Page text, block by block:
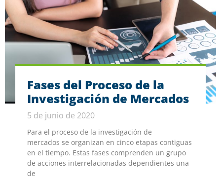
Fases del Proceso de la
Investigación de Mercados
5 de junio de 2020
Para el proceso de la investigación de
mercados se organizan en cinco etapas contiguas
en el tiempo. Estas fases comprenden un grupo
de acciones interrelacionadas dependientes una
de